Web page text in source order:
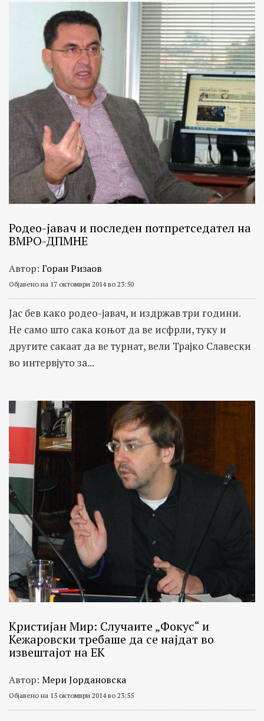
Родео-јавач и последен потпретседател на
ВМРО-ДПМНЕ
Автор: Горан Ризаов
Објавено на 17 октомври 2014 во 23:50
Јас бев како родео-јавач, и издржав три години.
Не само што сака коњот да ве исфрли, туку и
другите сакаат да ве турнат, вели Трајко Славески
во интервјуто за...
Кристијан Мир: Случаите „Фокус“ и
Кежаровски требаше да се најдат во
извештајот на ЕК
Автор: Мери Јордановска
Објавено на 15 октомври 2014 во 23:55